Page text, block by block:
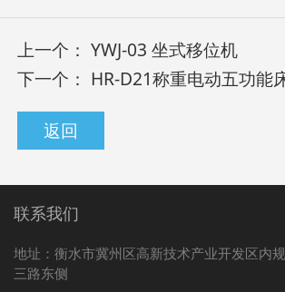
上一个：YWJ-03 坐式移位机
下一个： HR-D21称重电动五功能
返回
联系我们
地址：衡水市冀州区高新技术产业开发区内
三路东侧